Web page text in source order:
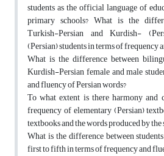
students as the official language of
primary schools? What is the
Turkish-Persian and Kurdish-
(Persian) students in terms of frequency
What is the difference between
Kurdish-Persian female and male
and fluency of Persian words?
To what extent is there harmony and
frequency of elementary (Persian)
textbooks and the words produced by
What is the difference between
first to fifth in terms of frequency and